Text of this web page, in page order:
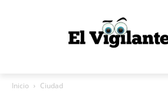
Inicio Ciudad